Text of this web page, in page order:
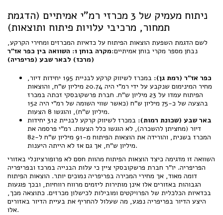
ניתוח מעמיק של 3 מכרזי רמ"י אמיתיים (הדגמת
תמחור, מרכיבי עלויות פיתוח ותוצאות)
לשם הדגמת השפעת הוצאות הפיתוח על כדאיות המכרזים ומחירי הקרקע,
נבחן מספר מקרי בוחן אמיתיים:
מקרה בוחן 1: השוואה בין כפר אז"ר
(מרכז) לבאר שבע (פריפריה)
כפר אז"ר (רמת גן):
במכרז לשיווק קרקע לבניית 195 יחידות דיור,
מחיר המינימום שנקבע על ידי רמ"י היה 20.74 מיליון ש"ח, והוצאות
הפיתוח עמדו על 23 מיליון ש"ח. חברת פרשקובסקי זכתה במכרז
בהצעה של כ-75 מיליון ש"ח (כאשר שווי השומה של רמ"י היה 152
מיליון ש"ח), והוגשו 8 הצעות.
באר שבע (שכונת רמות):
במכרז לשיווק קרקע לבניית 312 יחידות
דיור (מחציתן להשכרה), לא הוגשו כלל הצעות. רמ"י פרסמה את
המכרז בשנית, והורידה את הוצאות הפיתוח מ-91 מיליון ש"ח ל-82
מיליון ש"ח, אך גם אז לא הייתה היענות.
השוואה זו מדגימה כיצד הוצאות הפיתוח מהוות חסם לא פרופורציונלי באזורי
הפריפריה. יו"ר חברת פרשקובסקי ציין כי עלות הבנייה במרכז ובפריפריה
דומה מאוד, אך מחירי המכירה בפריפריה נמוכים יותר. הוצאות הפיתוח
הגבוהות באזורים אלו אינן מותירות ליזמים מרווח רווחיות, ובכך פוגעות
בכדאיות הכלכלית של הפרויקטים ומובילות לכישלון מכרזים. כתוצאה מכך,
היצע הדיור בפריפריה נפגע, מה שעלול להחריף את בעיית הדיור באזורים
אלו.